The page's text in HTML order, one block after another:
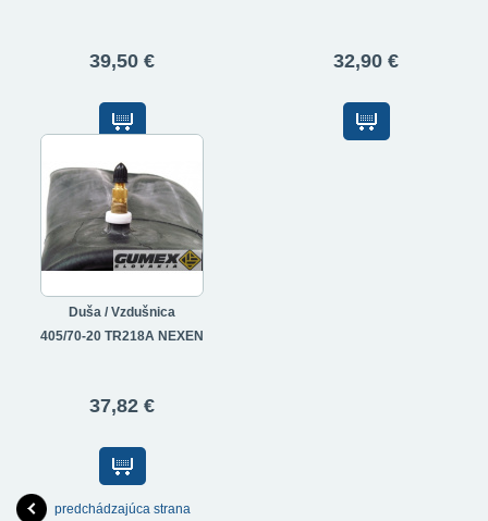
39,50 € 32,90 €
Duša / Vzdušnica
405/70-20 TR218A NEXEN
37,82 €
predchádzajúca strana